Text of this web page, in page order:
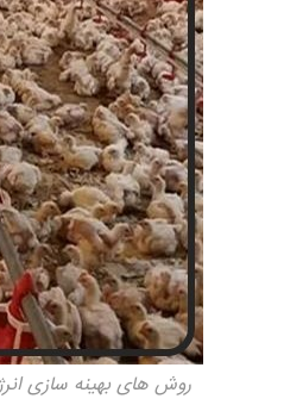
روش های بهینه سازی